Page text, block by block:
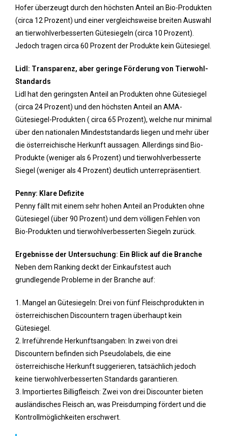
Hofer überzeugt durch den höchsten Anteil an Bio-Produkten
(circa 12 Prozent) und einer vergleichsweise breiten Auswahl
an tierwohlverbesserten Gütesiegeln (circa 10 Prozent).
Jedoch tragen circa 60 Prozent der Produkte kein Gütesiegel.
Lidl: Transparenz, aber geringe Förderung von Tierwohl-
Standards
Lidl hat den geringsten Anteil an Produkten ohne Gütesiegel
(circa 24 Prozent) und den höchsten Anteil an AMA-
Gütesiegel-Produkten ( circa 65 Prozent), welche nur minimal
über den nationalen Mindeststandards liegen und mehr über
die österreichische Herkunft aussagen. Allerdings sind Bio-
Produkte (weniger als 6 Prozent) und tierwohlverbesserte
Siegel (weniger als 4 Prozent) deutlich unterrepräsentiert.
Penny: Klare Defizite
Penny fällt mit einem sehr hohen Anteil an Produkten ohne
Gütesiegel (über 90 Prozent) und dem völligen Fehlen von
Bio-Produkten und tierwohlverbesserten Siegeln zurück.
Ergebnisse der Untersuchung: Ein Blick auf die Branche
Neben dem Ranking deckt der Einkaufstest auch
grundlegende Probleme in der Branche auf:
1. Mangel an Gütesiegeln: Drei von fünf Fleischprodukten in
österreichischen Discountern tragen überhaupt kein
Gütesiegel.
2. Irreführende Herkunftsangaben: In zwei von drei
Discountern befinden sich Pseudolabels, die eine
österreichische Herkunft suggerieren, tatsächlich jedoch
keine tierwohlverbesserten Standards garantieren.
3. Importiertes Billigfleisch: Zwei von drei Discounter bieten
ausländisches Fleisch an, was Preisdumping fördert und die
Kontrollmöglichkeiten erschwert.